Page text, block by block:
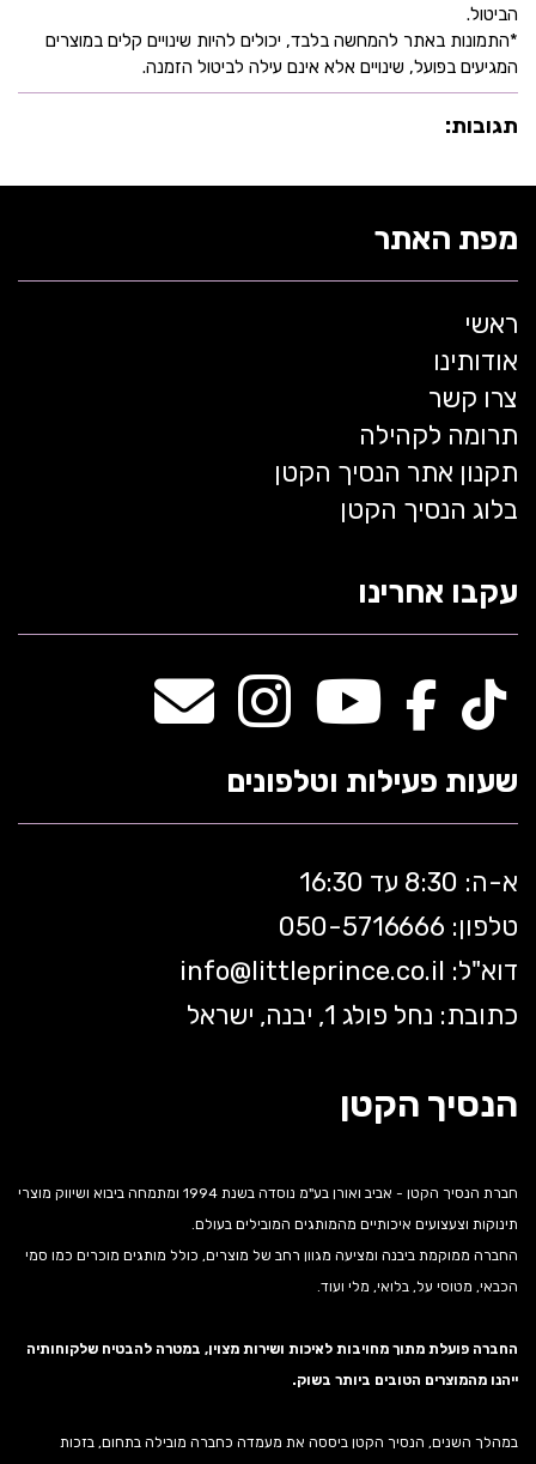
הביטול.
*התמונות באתר להמחשה בלבד, יכולים להיות שינויים קלים במוצרים
המגיעים בפועל, שינויים אלא אינם עילה לביטול הזמנה.
תגובות:
מפת האתר
ראשי
אודותינו
צרו קשר
תרומה לקהילה
תקנון אתר הנסיך הקטן
בלוג הנסיך הקטן
עקבו אחרינו
שעות פעילות וטלפונים
א-ה: 8:30 עד 16:30
טלפון: 050-5 716666
דוא"ל:
info@littleprince.co.il
כתובת: נחל פולג 1, יבנה, ישראל
הנסיך הקטן
חברת הנסיך הקטן - אביב ואורן בע"מ נוסדה בשנת 1994 ומתמחה ביבוא ושיווק מוצרי
תינוקות וצעצועים איכותיים מהמותגים המובילים בעולם.
החברה ממוקמת ביבנה ומציעה מגוון רחב של מוצרים, כולל מותגים מוכרים כמו סמי
הכבאי, מטוסי על, בלואי, מלי ועוד.
החברה פועלת מתוך מחויבות לאיכות ושירות מצוין, במטרה להבטיח שלקוחותיה
ייהנו מהמוצרים הטובים ביותר בשוק.
במהלך השנים, הנסיך הקטן ביססה את מעמדה כחברה מובילה בתחום, בזכות